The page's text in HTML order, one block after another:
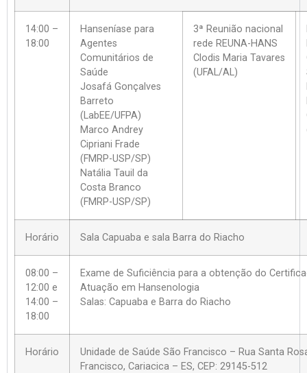
14:00 –
18:00
Hanseníase para
Agentes
Comunitários de
Saúde
Josafá Gonçalves
Barreto
(LabEE/UFPA)
Marco Andrey
Cipriani Frade
(FMRP-USP/SP)
Natália Tauil da
Costa Branco
(FMRP-USP/SP)
3ª Reunião nacional
rede REUNA-HANS
Clodis Maria Tavares
(UFAL/AL)
Horário Sala Capuaba e sala Barra do Riacho
08:00 –
12:00 e
14:00 –
18:00
Exame de Suficiência para a obtenção do
Atuação em Hansenologia
Salas: Capuaba e Barra do Riacho
Horário
Unidade de Saúde São Francisco – Rua Santa
Francisco, Cariacica – ES, CEP: 29145-512